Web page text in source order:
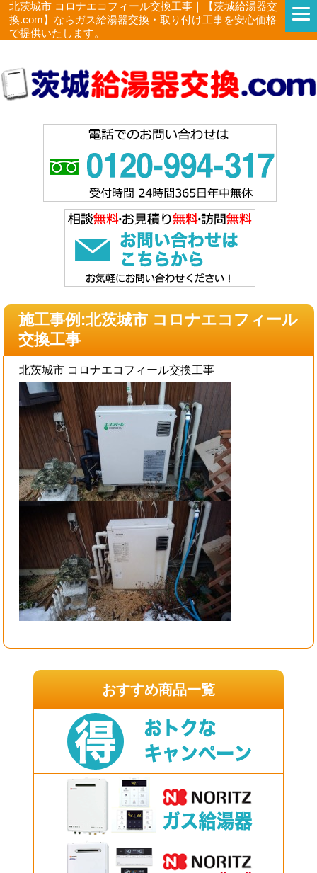
北茨城市 コロナエコフィール交換工事｜【茨城給湯器交
換.com】ならガス給湯器交換・取り付け工事を安心価格
で提供いたします。
施工事例:北茨城市 コロナエコフィール
交換工事
北茨城市 コロナエコフィール交換工事
おすすめ商品一覧